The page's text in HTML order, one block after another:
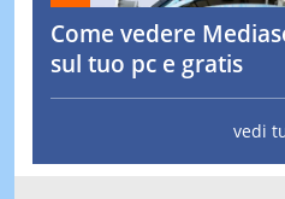
Come vedere
sul tuo pc e gratis
vedi